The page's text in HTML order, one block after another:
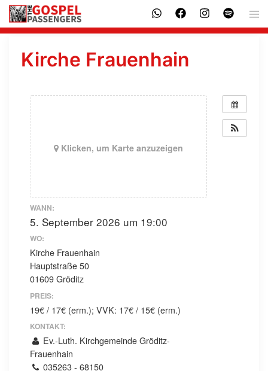
Zum
Inhalt
Kirche Frauenhain
Klicken, um Karte anzuzeigen
WANN:
5. September 2026 um 19:00
WO:
Kirche Frauenhain
Hauptstraße 50
01609 Gröditz
PREIS:
19€ / 17€ (erm.); VVK: 17€ / 15€ (erm.)
KONTAKT:
Ev.-Luth. Kirchgemeinde Gröditz-
Frauenhain
035263 - 68150